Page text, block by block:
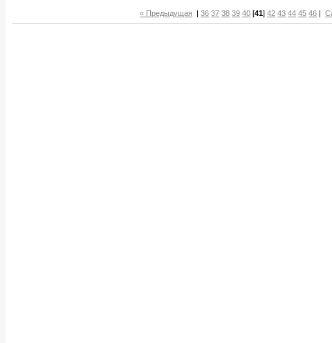
« Предыдущая |36 37 38 39 40 [41]42 43 44 45 46 |